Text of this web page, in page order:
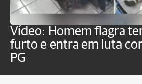
Vídeo: Homem flagra
furto e entra em luta
PG